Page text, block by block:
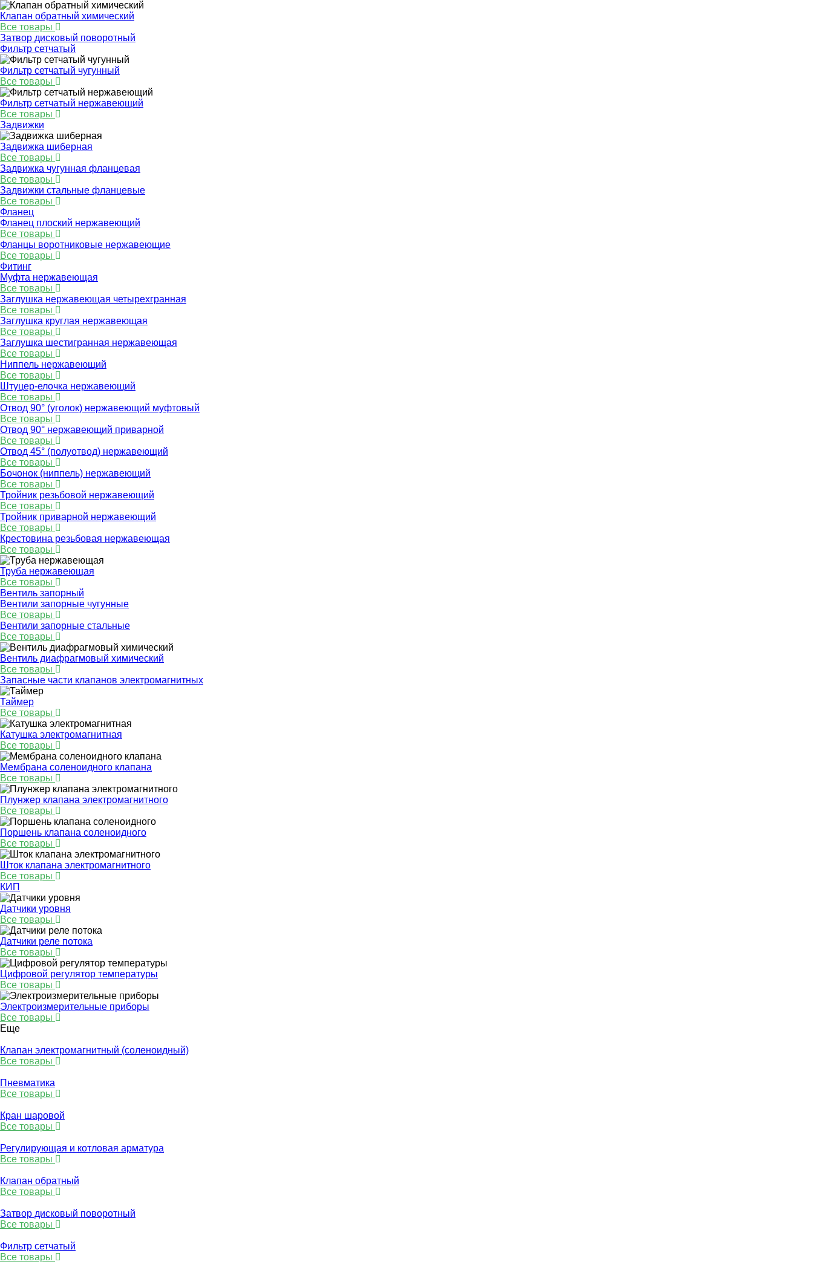
Клапан обратный химический
Все товары
Затвор дисковый поворотный
Фильтр сетчатый
Фильтр сетчатый чугунный
Все товары
Фильтр сетчатый нержавеющий
Все товары
Задвижки
Задвижка шиберная
Все товары
Задвижка чугунная фланцевая
Все товары
Задвижки стальные фланцевые
Все товары
Фланец
Фланец плоский нержавеющий
Все товары
Фланцы воротниковые нержавеющие
Все товары
Фитинг
Муфта нержавеющая
Все товары
Заглушка нержавеющая четырехгранная
Все товары
Заглушка круглая нержавеющая
Все товары
Заглушка шестигранная нержавеющая
Все товары
Ниппель нержавеющий
Все товары
Штуцер-елочка нержавеющий
Все товары
Отвод 90° (уголок) нержавеющий муфтовый
Все товары
Отвод 90° нержавеющий приварной
Все товары
Отвод 45° (полуотвод) нержавеющий
Все товары
Бочонок (ниппель) нержавеющий
Все товары
Тройник резьбовой нержавеющий
Все товары
Тройник приварной нержавеющий
Все товары
Крестовина резьбовая нержавеющая
Все товары
Труба нержавеющая
Все товары
Вентиль запорный
Вентили запорные чугунные
Все товары
Вентили запорные стальные
Все товары
Вентиль диафрагмовый химический
Все товары
Запасные части клапанов электромагнитных
Таймер
Все товары
Катушка электромагнитная
Все товары
Мембрана соленоидного клапана
Все товары
Плунжер клапана электромагнитного
Все товары
Поршень клапана соленоидного
Все товары
Шток клапана электромагнитного
Все товары
КИП
Датчики уровня
Все товары
Датчики реле потока
Все товары
Цифровой регулятор температуры
Все товары
Электроизмерительные приборы
Все товары
Еще
Клапан электромагнитный (соленоидный)
Все товары
Пневматика
Все товары
Кран шаровой
Все товары
Регулирующая и котловая арматура
Все товары
Клапан обратный
Все товары
Затвор дисковый поворотный
Все товары
Фильтр сетчатый
Все товары